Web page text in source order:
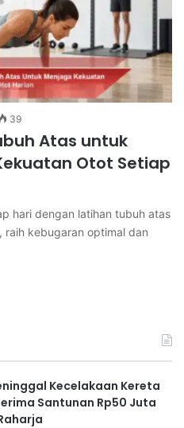
39
Atas untuk
Otot Setiap
hari dengan latihan tubuh atas
kebugaran optimal dan
Kecelakaan Kereta
Santunan Rp50 Juta